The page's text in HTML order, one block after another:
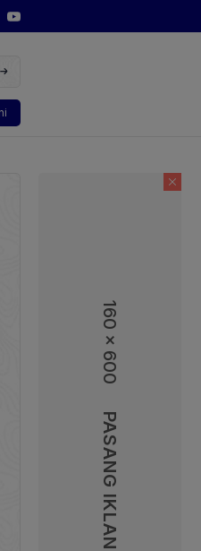
160 x 600
PASANG IKLAN
Direktur Utama PT Pelindo,
Otomotif